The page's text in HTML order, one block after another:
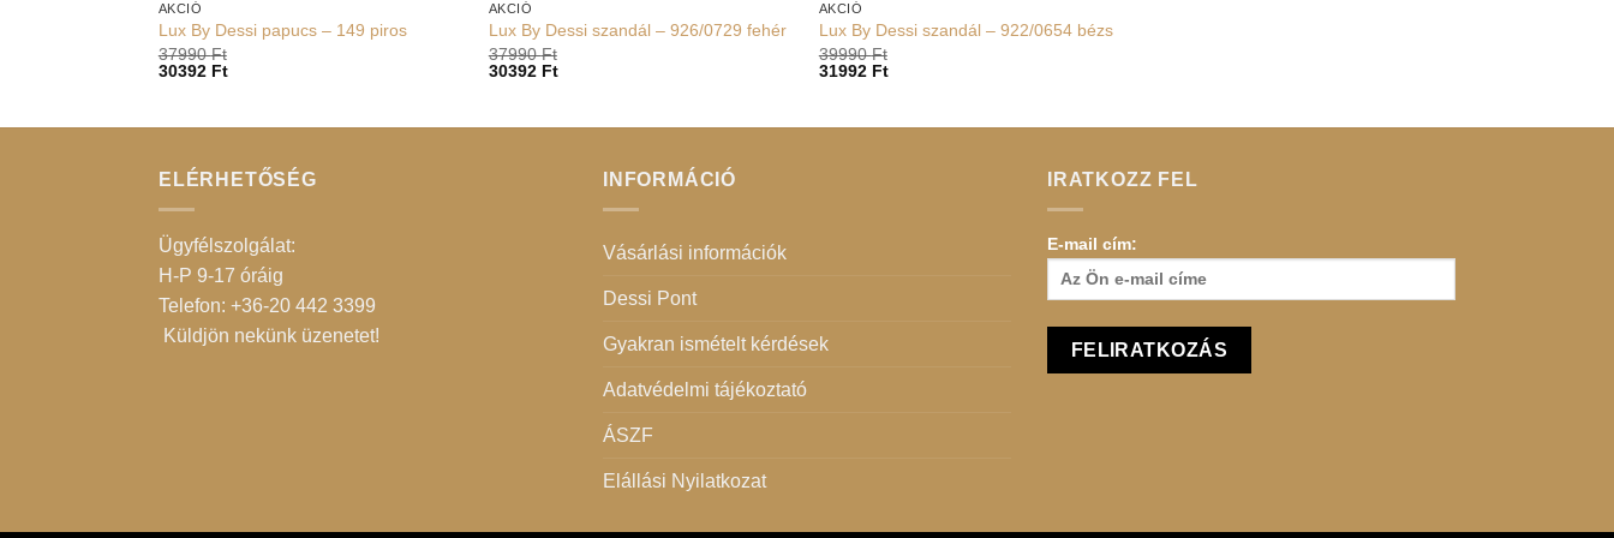
AKCIÓ
Lux By Dessi papucs – 149 piros
37990Ft
30392 Ft
AKCIÓ
Lux By Dessi szandál – 926/0729 fehér
37990Ft
30392 Ft
AKCIÓ
Lux By Dessi szandál – 922/0654 bézs
39990Ft
31992 Ft
ELÉRHETŐSÉG
Ügyfélszolgálat:
H-P 9-17 óráig
Telefon: +36-20 442 3399
Küldjön nekünk üzenetet!
INFORMÁCIÓ
Vásárlási információk
Dessi Pont
Gyakran ismételt kérdések
Adatvédelmi tájékoztató
ÁSZF
Elállási Nyilatkozat
IRATKOZZ FEL
E-mail cím: